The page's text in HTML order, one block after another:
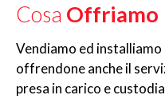
Cosa Offriamo
Vendiamo ed
offrendone anche il
presa in carico e